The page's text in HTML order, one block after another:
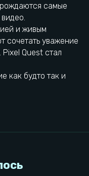
самые
и живым
сочетать уважение
Quest стал
как будто так и